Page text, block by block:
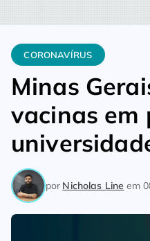
Home Coronavírus Minas
CORONAVÍRUS
Minas
vacinas em
por Nicholas Line em